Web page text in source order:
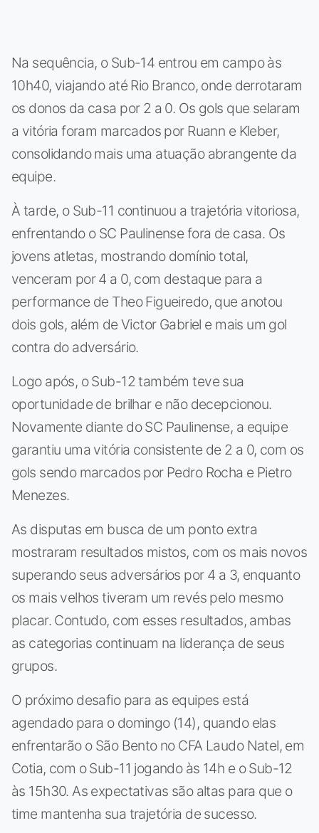
Na sequência, o Sub-14 entrou em campo às
10h40, viajando até Rio Branco, onde derrotaram
os donos da casa por 2 a 0. Os gols que selaram
a vitória foram marcados por Ruann e Kleber,
consolidando mais uma atuação abrangente da
equipe.
À tarde, o Sub-11 continuou a trajetória vitoriosa,
enfrentando o SC Paulinense fora de casa. Os
jovens atletas, mostrando domínio total,
venceram por 4 a 0, com destaque para a
performance de Theo Figueiredo, que anotou
dois gols, além de Victor Gabriel e mais um gol
contra do adversário.
Logo após, o Sub-12 também teve sua
oportunidade de brilhar e não decepcionou.
Novamente diante do SC Paulinense, a equipe
garantiu uma vitória consistente de 2 a 0, com os
gols sendo marcados por Pedro Rocha e Pietro
Menezes.
As disputas em busca de um ponto extra
mostraram resultados mistos, com os mais novos
superando seus adversários por 4 a 3, enquanto
os mais velhos tiveram um revés pelo mesmo
placar. Contudo, com esses resultados, ambas
as categorias continuam na liderança de seus
grupos.
O próximo desafio para as equipes está
agendado para o domingo (14), quando elas
enfrentarão o São Bento no CFA Laudo Natel, em
Cotia, com o Sub-11 jogando às 14h e o Sub-12
às 15h30. As expectativas são altas para que o
time mantenha sua trajetória de sucesso.